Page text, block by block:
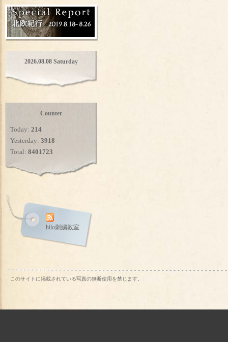
2026.08.08 Saturday
Counter
Today: 214
Yesterday: 3918
Total: 8401723
hilo刺繍教室
このサイトに掲載されている写真の無断使用を禁じます。